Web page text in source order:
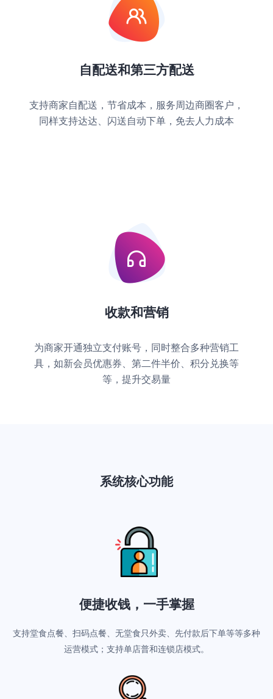
自配送和第三方配送
支持商家自配送，节省成本，服务周边商圈客户，
同样支持达达、闪送自动下单，免去人力成本
收款和营销
为商家开通独立支付账号，同时整合多种营销工
具，如新会员优惠券、第二件半价、积分兑换等
等，提升交易量
系统核心功能
便捷收钱，一手掌握
支持堂食点餐、扫码点餐、无堂食只外卖、先付款后下单等等多种
运营模式；支持单店普和连锁店模式。